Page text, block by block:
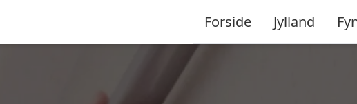
Forside Jylland